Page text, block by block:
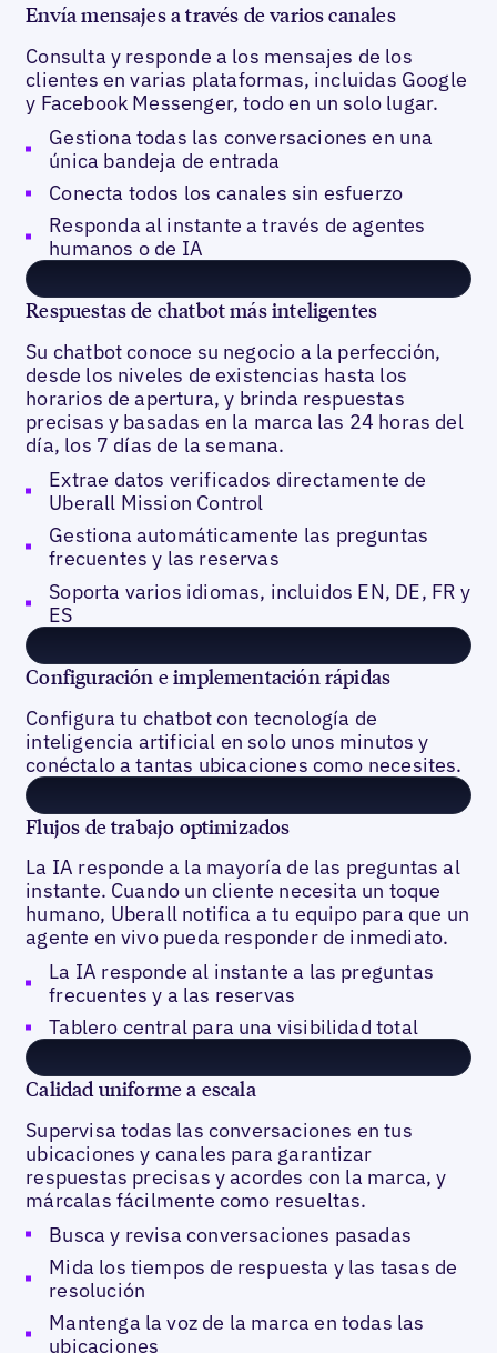
Envía mensajes a través de varios canales
Consulta y responde a los mensajes de los
clientes en varias plataformas, incluidas Google
y Facebook Messenger, todo en un solo lugar.
Gestiona todas las conversaciones en una
única bandeja de entrada
Conecta todos los canales sin esfuerzo
Responda al instante a través de agentes
humanos o de IA
Respuestas de chatbot más inteligentes
Su chatbot conoce su negocio a la perfección,
desde los niveles de existencias hasta los
horarios de apertura, y brinda respuestas
precisas y basadas en la marca las 24 horas del
día, los 7 días de la semana.
Extrae datos verificados directamente de
Uberall Mission Control
Gestiona automáticamente las preguntas
frecuentes y las reservas
Soporta varios idiomas, incluidos EN, DE, FR y
ES
Configuración e implementación rápidas
Configura tu chatbot con tecnología de
inteligencia artificial en solo unos minutos y
conéctalo a tantas ubicaciones como necesites.
Flujos de trabajo optimizados
La IA responde a la mayoría de las preguntas al
instante. Cuando un cliente necesita un toque
humano, Uberall notifica a tu equipo para que un
agente en vivo pueda responder de inmediato.
La IA responde al instante a las preguntas
frecuentes y a las reservas
Tablero central para una visibilidad total
Calidad uniforme a escala
Supervisa todas las conversaciones en tus
ubicaciones y canales para garantizar
respuestas precisas y acordes con la marca, y
márcalas fácilmente como resueltas.
Busca y revisa conversaciones pasadas
Mida los tiempos de respuesta y las tasas de
resolución
Mantenga la voz de la marca en todas las
ubicaciones